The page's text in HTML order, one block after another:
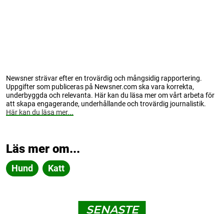
Newsner strävar efter en trovärdig och mångsidig rapportering.
Uppgifter som publiceras på Newsner.com ska vara korrekta,
underbyggda och relevanta. Här kan du läsa mer om vårt arbeta för
att skapa engagerande, underhållande och trovärdig journalistik.
Här kan du läsa mer...
Läs mer om...
Hund Katt
SENASTE